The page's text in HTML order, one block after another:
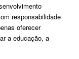
responsabilidade
oferecer
a educação, a